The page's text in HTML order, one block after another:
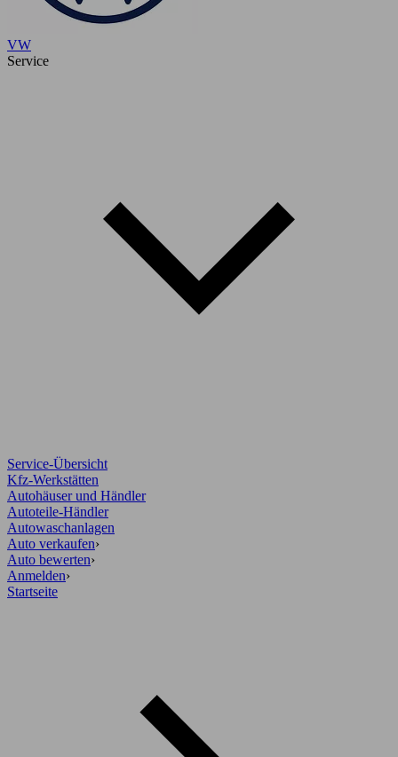
VW
Service
Service-Übersicht
Kfz-Werkstätten
Autohäuser und Händler
Autoteile-Händler
Autowaschanlagen
Auto verkaufen›
Auto bewerten›
Anmelden›
Startseite